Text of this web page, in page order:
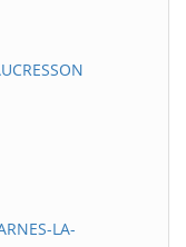
LA-